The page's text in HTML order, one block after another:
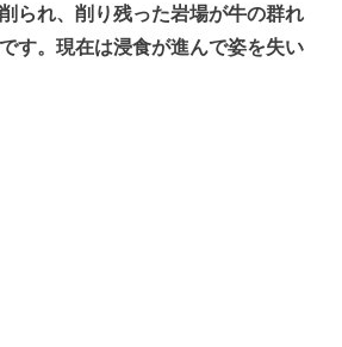
られ、削り残った岩場が牛の群れ
す。現在は浸食が進んで姿を失い